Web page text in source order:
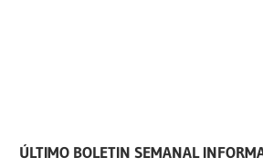
ÚLTIMO BOLETIN SEMANAL